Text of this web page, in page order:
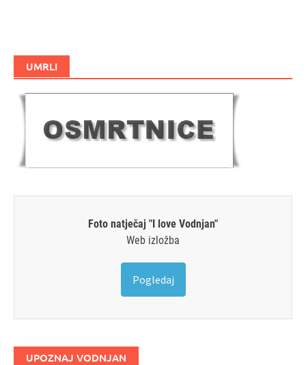
UMRLI
Foto natječaj "I love Vodnjan"
Web izložba
Pogledaj
UPOZNAJ VODNJAN